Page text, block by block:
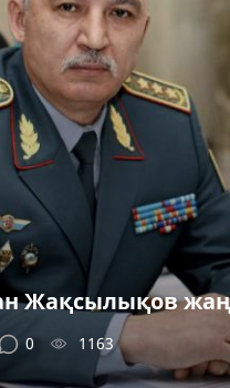
Жақсылықов
0 1163